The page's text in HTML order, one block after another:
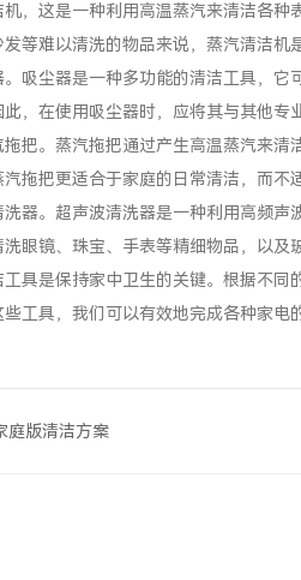
，这是一种利用高温蒸汽来清洁各
等难以清洗的物品来说，蒸汽清洁机
吸尘器是一种多功能的清洁工具，
，在使用吸尘器时，应将其与其他专
把。蒸汽拖把通过产生高温蒸汽来
拖把更适合于家庭的日常清洁，而不
器。超声波清洗器是一种利用高频
眼镜、珠宝、手表等精细物品，以及
具是保持家中卫生的关键。根据不
工具，我们可以有效地完成各种家电
庭版清洁方案